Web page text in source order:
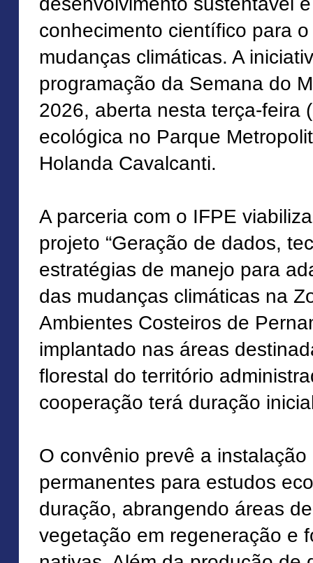
conhecimento científico para
mudanças climáticas. A
programação da Semana do
2026, aberta nesta terça-feira
ecológica no Parque
Holanda Cavalcanti.
A parceria com o IFPE
projeto “Geração de dados,
estratégias de manejo para
das mudanças climáticas na
Ambientes Costeiros de
implantado nas áreas
florestal do território
cooperação terá duração
O convênio prevê a
permanentes para estudos
duração, abrangendo áreas
vegetação em regeneração e